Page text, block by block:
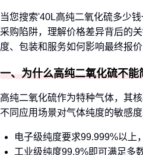
当您搜索'40L高纯二氧化硫多少
采购陷阱，理解价格差异背后的
度、包装和服务如何影响最终报
一、为什么高纯二氧化硫不能
高纯二氧化硫作为特种气体，其
不同应用场景对气体纯度的敏感度
电子级纯度要求99.999%以上
工业级纯度99.9%即可满足多